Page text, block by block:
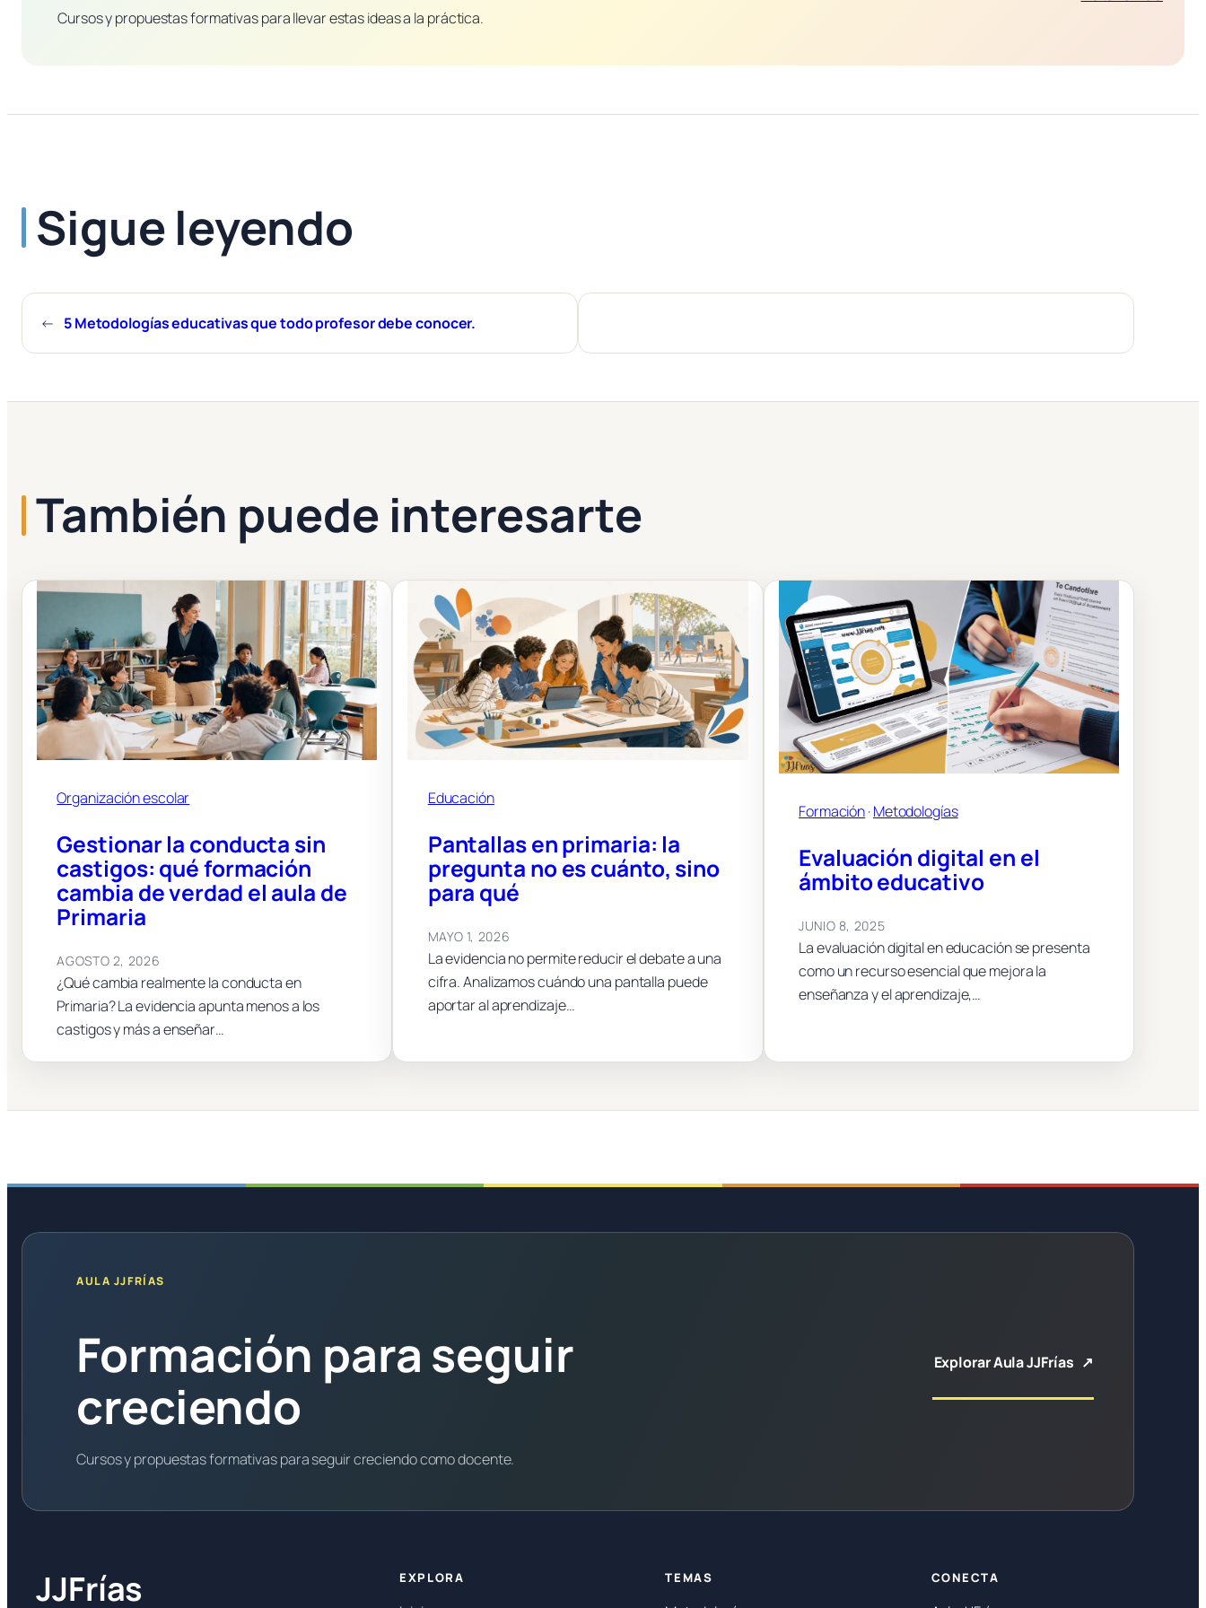
Cursos y propuestas formativas para llevar estas ideas a la práctica.
Sigue leyendo
← 5 Metodologías educativas que todo profesor debe conocer.
También puede interesarte
Organización escolar
Gestionar la conducta sin
castigos: qué formación
cambia de verdad el aula de
Primaria
AGOSTO 2, 2026
¿Qué cambia realmente la conducta en
Primaria? La evidencia apunta menos a los
castigos y más a enseñar…
Educación
Pantallas en primaria: la
pregunta no es cuánto, sino
para qué
MAYO 1, 2026
La evidencia no permite reducir el debate a una
cifra. Analizamos cuándo una pantalla puede
aportar al aprendizaje…
Formación · Metodologías
Evaluación digital en el
ámbito educativo
JUNIO 8, 2025
La evaluación digital en educación se presenta
como un recurso esencial que mejora la
enseñanza y el aprendizaje,…
AULA JJFRÍAS
Formación para seguir
creciendo
Cursos y propuestas formativas para seguir creciendo como docente.
Explorar Aula JJFrías
JJFrías EXPLORA TEMAS CONECTA